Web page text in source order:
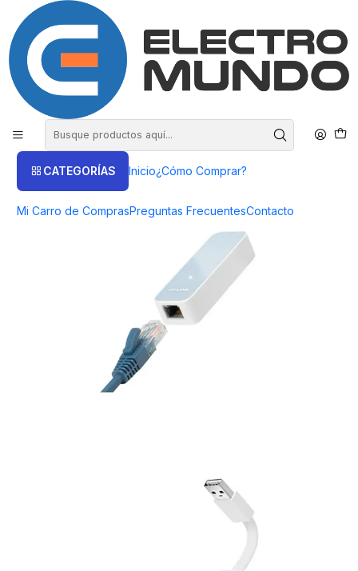
CATEGORÍAS Inicio¿Cómo Comprar?
Mi Carro de ComprasPreguntas FrecuentesContacto
COMPRA HASTA EN 3 CUOTAS SIN INTERES
Inicio Productos COMPUTACIÓN Accesorios
Adaptador Usb 2.0 A Rj45 Eth. Lan Tp-link Ue200